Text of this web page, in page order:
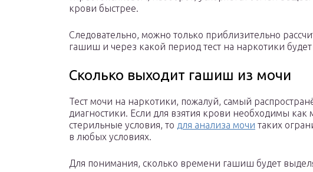
крови быстрее.
Следовательно, можно только приблизительно
гашиш и через какой период тест на наркотики
Сколько выходит гашиш из мочи
Тест мочи на наркотики, пожалуй, самый
диагностики. Если для взятия крови необходимы
стерильные условия, то для анализа мочи таких
в любых условиях.
Для понимания, сколько времени гашиш будет